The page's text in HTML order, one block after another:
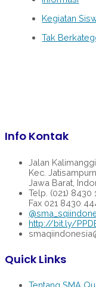
Kegiatan
Tak
Info Kontak
Jalan
Kec.
Jawa Barat,
Telp. (021) 8430
Fax 021 8430
http://bit.ly/
Quick Links